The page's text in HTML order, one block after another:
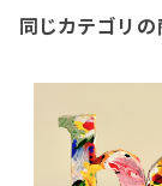
同じカテゴリの